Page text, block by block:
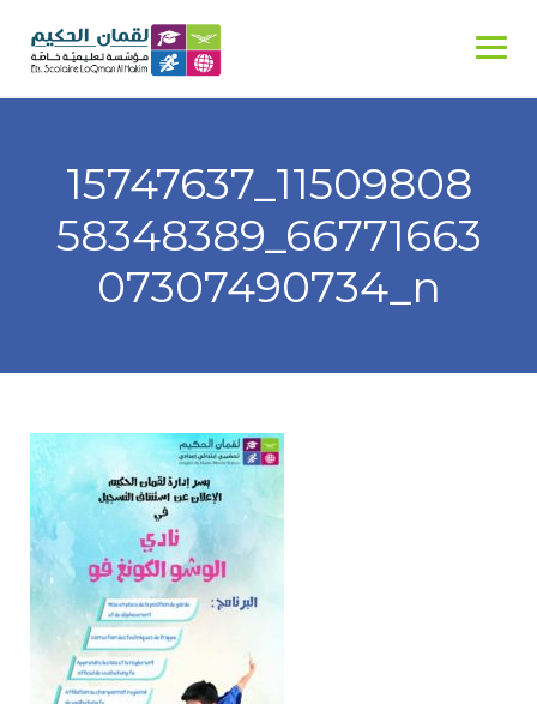
content
15747637_11509808
58348389_66771663
07307490734_n